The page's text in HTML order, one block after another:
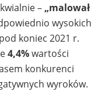
– „malował
wysokich
koniec 2021 r.
4,4%wartości
konkurenci
wyroków.